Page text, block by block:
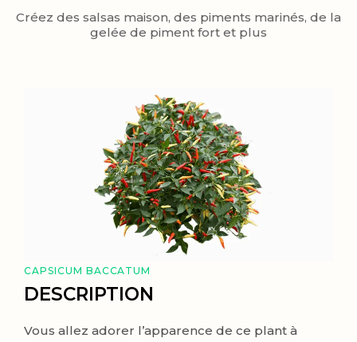
Créez des salsas maison, des piments marinés, de la
gelée de piment fort et plus
CAPSICUM BACCATUM
DESCRIPTION
Vous allez adorer l’apparence de ce plant à